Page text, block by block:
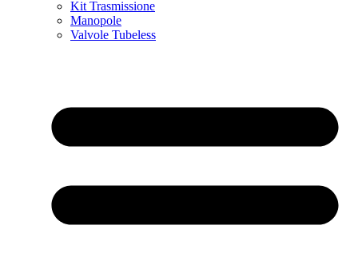
Kit Trasmissione
Manopole
Valvole Tubeless